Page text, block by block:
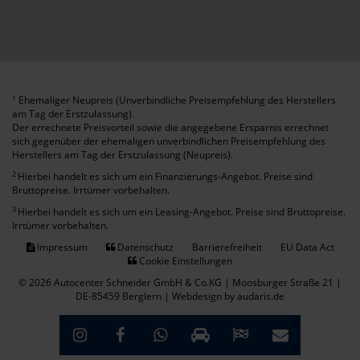
1 Ehemaliger Neupreis (Unverbindliche Preisempfehlung des Herstellers
am Tag der Erstzulassung).
Der errechnete Preisvorteil sowie die angegebene Ersparnis errechnet
sich gegenüber der ehemaligen unverbindlichen Preisempfehlung des
Herstellers am Tag der Erstzulassung (Neupreis).
2 Hierbei handelt es sich um ein Finanzierungs-Angebot. Preise sind
Bruttopreise. Irrtümer vorbehalten.
3 Hierbei handelt es sich um ein Leasing-Angebot. Preise sind Bruttopreise.
Irrtümer vorbehalten.
Impressum
Datenschutz Barrierefreiheit
EU Data Act
Cookie Einstellungen
© 2026 Autocenter Schneider GmbH & Co.KG | Moosburger Straße 21 |
DE-85459 Berglern | Webdesign by audaris.de